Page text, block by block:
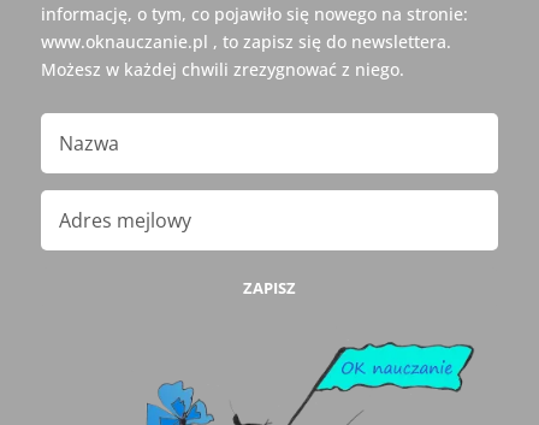
informację, o tym, co pojawiło się nowego na stronie:
www.oknauczanie.pl , to zapisz się do newslettera.
Możesz w każdej chwili zrezygnować z niego.
ZAPISZ